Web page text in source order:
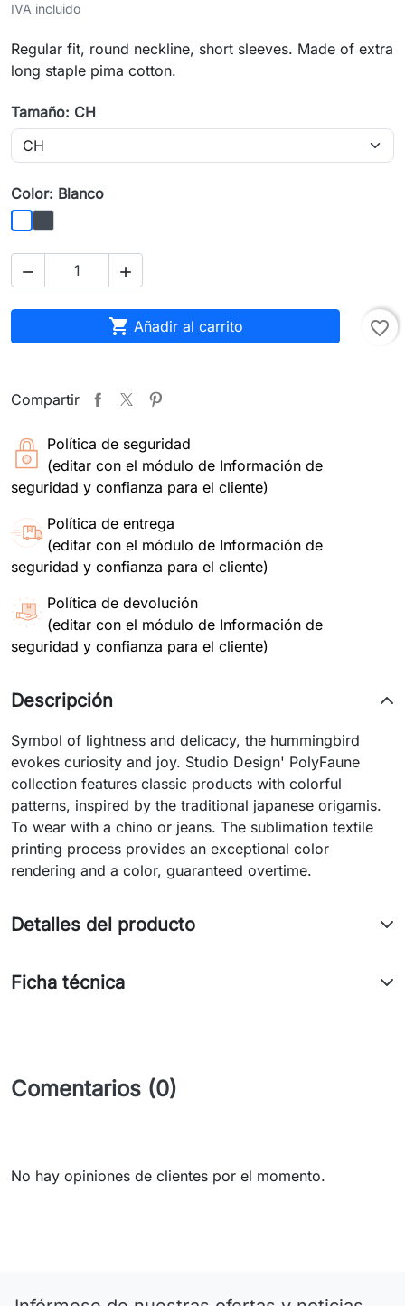
IVA incluido
Regular fit, round neckline, short sleeves. Made of extra
long staple pima cotton.
Tamaño: CH
Color: Blanco
Blanco
Negro
 
 Añadir al carrito favorite_border
Compartir
Política de seguridad
(editar con el módulo de Información de
seguridad y confianza para el cliente)
Política de entrega
(editar con el módulo de Información de
seguridad y confianza para el cliente)
Política de devolución
(editar con el módulo de Información de
seguridad y confianza para el cliente)
Descripción
Symbol of lightness and delicacy, the hummingbird
evokes curiosity and joy. Studio Design' PolyFaune
collection features classic products with colorful
patterns, inspired by the traditional japanese origamis.
To wear with a chino or jeans. The sublimation textile
printing process provides an exceptional color
rendering and a color, guaranteed overtime.
Detalles del producto
Ficha técnica
Comentarios (0)
No hay opiniones de clientes por el momento.